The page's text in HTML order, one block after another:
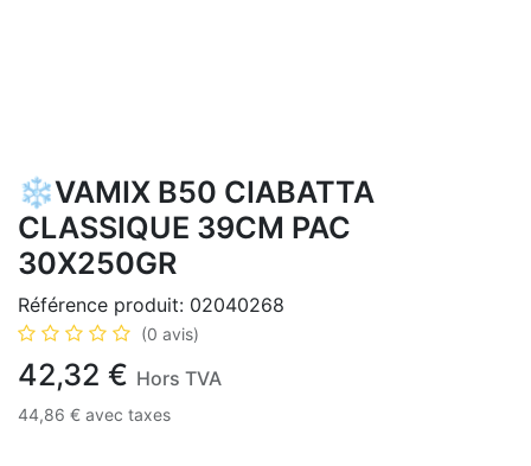
❄️VAMIX B50 CIABATTA
CLASSIQUE 39CM PAC
30X250GR
Référence produit: 02040268
(0 avis)
42,32 € Hors TVA
44,86 € avec taxes